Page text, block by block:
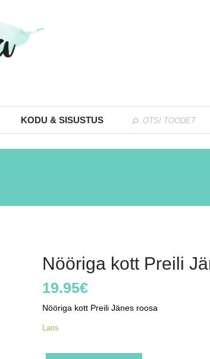
KODU & SISUSTUS
Nööriga kott Preili
19.95€
Nööriga kott Preili Jänes roosa
Laos